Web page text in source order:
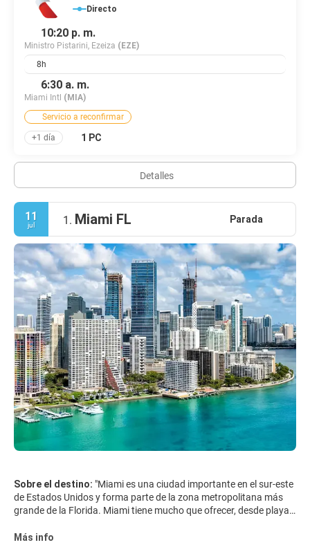
Directo
10:20 p. m.
Ministro Pistarini, Ezeiza (EZE)
8h
6:30 a. m.
Miami Intl (MIA)
Servicio a reconfirmar
+1 día 1 PC
Detalles
11
jul 1. Miami FL Parada
Sobre el destino: "Miami es una ciudad importante en el sur-este
de Estados Unidos y forma parte de la zona metropolitana más
grande de la Florida. Miami tiene mucho que ofrecer, desde playas
en el mundo. Sigue siendo uno de los puntos calientes más de
Más info